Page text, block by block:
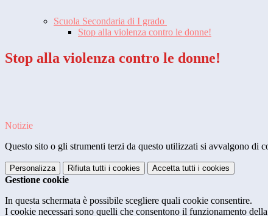
Scuola Secondaria di I grado
Stop alla violenza contro le donne!
Stop alla violenza contro le donne!
Notizie
Questo sito o gli strumenti terzi da questo utilizzati si avvalgono di
Personalizza Rifiuta tutti i cookies Accetta tutti i cookies
Gestione cookie
In questa schermata è possibile scegliere quali cookie consentire.
I cookie necessari sono quelli che consentono il funzionamento